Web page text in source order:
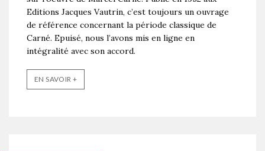
Editions Jacques Vautrin, c’est toujours un ouvrage
de référence concernant la période classique de
Carné. Epuisé, nous l’avons mis en ligne en
intégralité avec son accord.
EN SAVOIR +